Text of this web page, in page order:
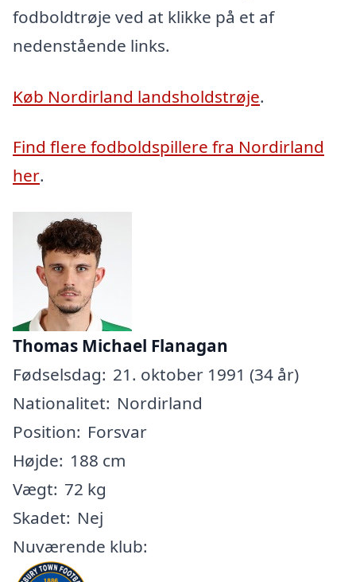
fodboldtrøje ved at klikke på et af
nedenstående links.
Køb Nordirland landsholdstrøje.
Find flere fodboldspillere fra Nordirland
her.
Thomas Michael Flanagan
Fødselsdag: 21. oktober 1991 (34 år)
Nationalitet: Nordirland
Position: Forsvar
Højde: 188 cm
Vægt: 72 kg
Skadet: Nej
Nuværende klub: